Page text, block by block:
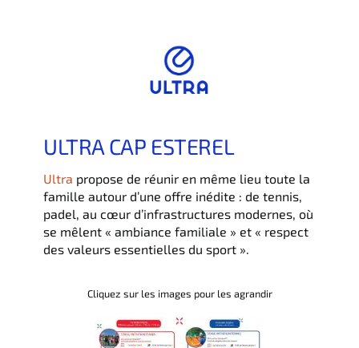
ULTRA CAP ESTEREL
Ultra propose de réunir en même lieu toute la
famille autour d’une offre inédite : de tennis,
padel, au cœur d’infrastructures modernes, où
se mêlent « ambiance familiale » et « respect
des valeurs essentielles du sport ».
Cliquez sur les images pour les agrandir